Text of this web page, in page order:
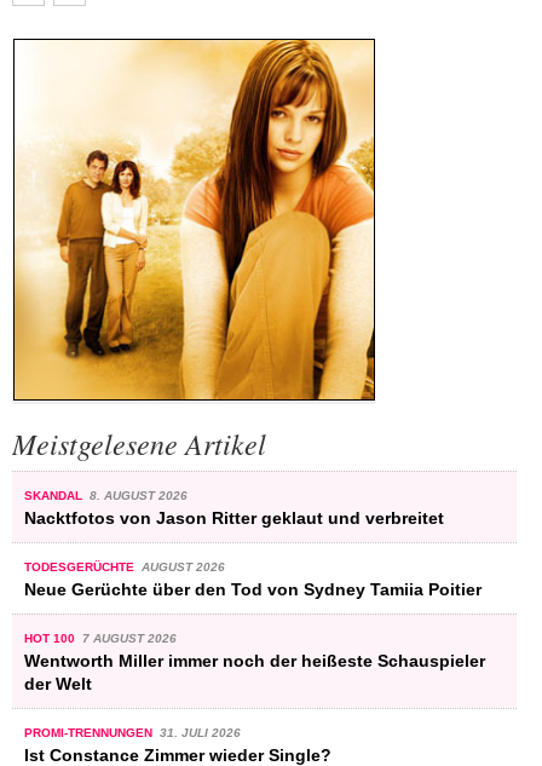
Meistgelesene Artikel
SKANDAL 8. AUGUST 2026
Nacktfotos von Jason Ritter geklaut und verbreitet
TODESGERÜCHTE AUGUST 2026
Neue Gerüchte über den Tod von Sydney Tamiia Poitier
HOT 100 7 AUGUST 2026
Wentworth Miller immer noch der heißeste Schauspieler
der Welt
PROMI-TRENNUNGEN 31. JULI 2026
Ist Constance Zimmer wieder Single?